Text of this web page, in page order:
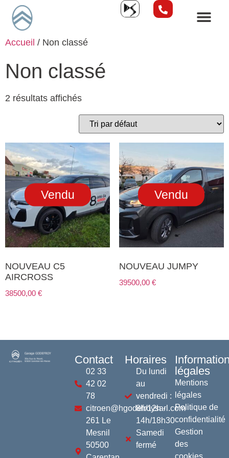
Accueil / Non classé
Non classé
2 résultats affichés
Vendu
NOUVEAU C5
AIRCROSS
38500,00 €
Vendu
NOUVEAU JUMPY
39500,00 €
Contact
02 33
42 02
78
citroen@hgodefroysarl.com
261 Le
Mesnil
50500
Horaires
Du lundi
au
vendredi :
8h/12h -
14h/18h30
Samedi
fermé
légales
Mentions
légales
Politique de
confidentialité
Gestion
des
cookies